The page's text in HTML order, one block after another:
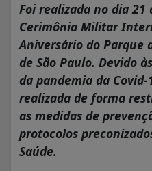
Foi realizada no dia 21
Cerimônia Militar
Aniversário do Parque
de São Paulo. Devido
da pandemia da
realizada de forma
as medidas de
protocolos
Saúde.